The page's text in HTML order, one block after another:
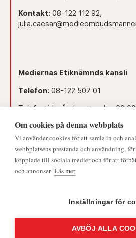
Kontakt: 08-122 112 92,
Mediernas Etiknämnds kansli
Telefon: 08-122 507 01
Telefontid måndag-torsdag
Dag före röd dag 09.00–12.00.
Lunchstängt 12.00–13.00.
Mejl:
Om cookies på denna webbplats
Vi använder cookies för att samla in och
webbplatsens prestanda och användning,
kopplade till sociala medier och för att
och annonser. Läs mer
Inställningar för
AVBÖJ ALLA